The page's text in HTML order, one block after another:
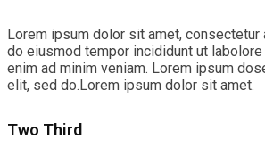
Lorem ipsum dolor sit amet,
do eiusmod tempor incididunt ut labolore
enim ad minim veniam. Lorem ipsum
elit, sed do.Lorem ipsum dolor sit amet.
Two Third